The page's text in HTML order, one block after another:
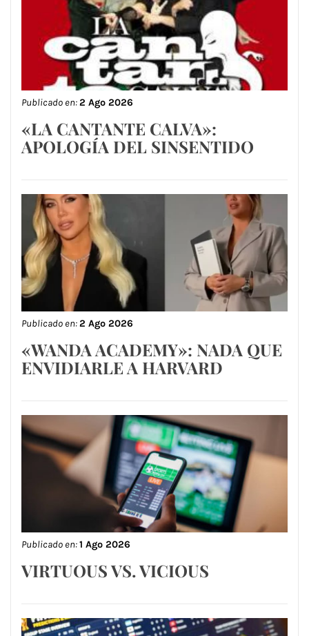
Publicado en:2 Ago 2026
«LA CANTANTE CALVA»:
APOLOGÍA DEL SINSENTIDO
Publicado en:2 Ago 2026
«WANDA ACADEMY»: NADA QUE
ENVIDIARLE A HARVARD
Publicado en:1 Ago 2026
VIRTUOUS VS. VICIOUS